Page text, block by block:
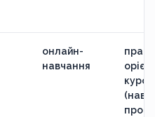
онлайн-
навчання
курс